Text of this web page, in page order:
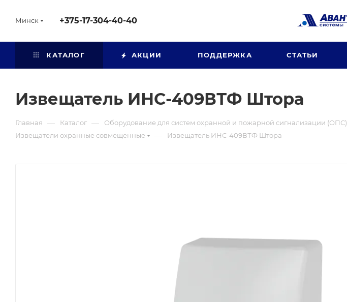
Минск +375-17-304-40-40
КАТАЛОГ АКЦИИ ПОДДЕРЖКА СТАТЬИ
Извещатель ИНС-409ВТФ Штора
Главная — Каталог — Оборудование для систем охранной и пожарной сигнализации (ОПС)
Извещатели охранные совмещенные — Извещатель ИНС-409ВТФ Штора